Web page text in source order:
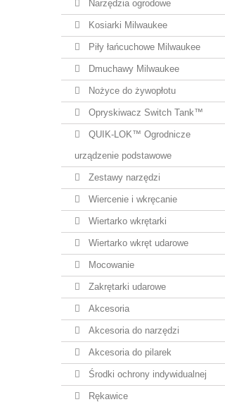
Narzędzia ogrodowe
Kosiarki Milwaukee
Piły łańcuchowe Milwaukee
Dmuchawy Milwaukee
Nożyce do żywopłotu
Opryskiwacz Switch Tank™
QUIK-LOK™ Ogrodnicze
urządzenie podstawowe
Zestawy narzędzi
Wiercenie i wkręcanie
Wiertarko wkrętarki
Wiertarko wkręt udarowe
Mocowanie
Zakrętarki udarowe
Akcesoria
Akcesoria do narzędzi
Akcesoria do pilarek
Środki ochrony indywidualnej
Rękawice